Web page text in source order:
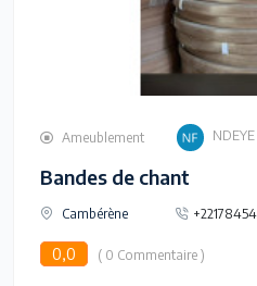
Ameublement
Bandes de chant
Cambérène
0,0 ( 0 Commentaire )